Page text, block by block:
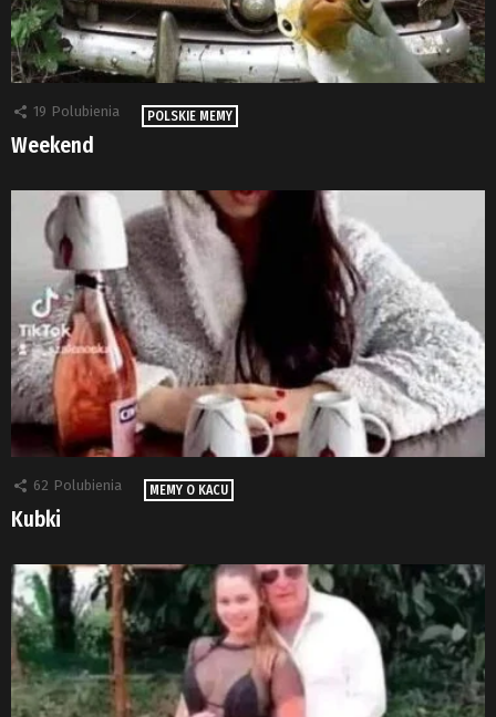
19 Polubienia POLSKIE MEMY
Weekend
62 Polubienia MEMY O KACU
Kubki